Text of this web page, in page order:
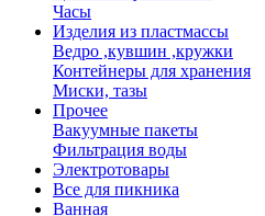
Часы
Изделия из пластмассы
Ведро ,кувшин ,кружки
Контейнеры для хранения
Миски, тазы
Прочее
Вакуумные пакеты
Фильтрация воды
Электротовары
Все для пикника
Ванная